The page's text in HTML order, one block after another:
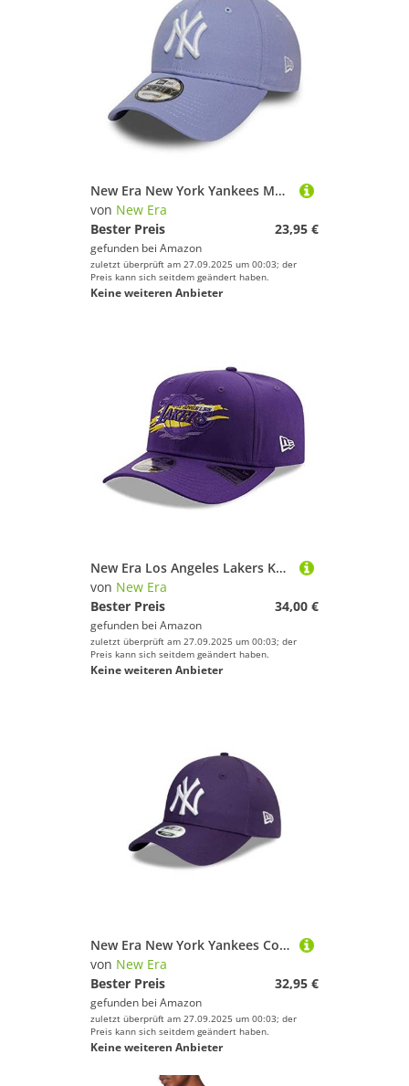
New Era New York Yankees MLB League Essential 9Forty Adjustable Woman Cap - One-Size
von New Era
Bester Preis
23,95 €
gefunden bei Amazon
zuletzt überprüft am 27.09.2025 um 00:03; der
Preis kann sich seitdem geändert haben.
Keine weiteren Anbieter
New Era Los Angeles Lakers Kappe Trp M/L
von New Era
Bester Preis
34,00 €
gefunden bei Amazon
zuletzt überprüft am 27.09.2025 um 00:03; der
Preis kann sich seitdem geändert haben.
Keine weiteren Anbieter
New Era New York Yankees Colour Essential 9Forty Women Adjustable Cap - One-Size
von New Era
Bester Preis
32,95 €
gefunden bei Amazon
zuletzt überprüft am 27.09.2025 um 00:03; der
Preis kann sich seitdem geändert haben.
Keine weiteren Anbieter